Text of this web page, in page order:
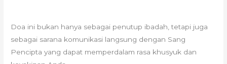
Doa ini bukan hanya sebagai penutup ibadah, tetapi juga
sebagai sarana komunikasi langsung dengan Sang
Pencipta yang dapat memperdalam rasa khusyuk dan